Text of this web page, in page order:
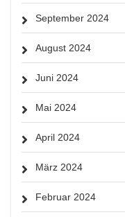
September 2024
August 2024
Juni 2024
Mai 2024
April 2024
März 2024
Februar 2024